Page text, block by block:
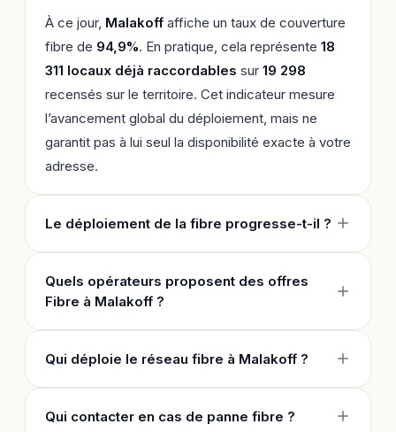
À ce jour, Malakoff affiche un taux de couverture
fibre de 94,9%. En pratique, cela représente 18
311 locaux déjà raccordables sur 19 298
recensés sur le territoire. Cet indicateur mesure
l’avancement global du déploiement, mais ne
garantit pas à lui seul la disponibilité exacte à votre
adresse.
Le déploiement de la fibre progresse-t-il ?
Quels opérateurs proposent des offres
Fibre à Malakoff ?
Qui déploie le réseau fibre à Malakoff ?
Qui contacter en cas de panne fibre ?